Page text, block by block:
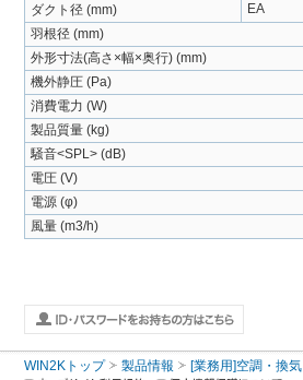
ダクト径 (mm)
EA
羽根径 (mm)
外形寸法(高さ×幅×奥行) (mm)
機外静圧 (Pa)
消費電力 (W)
製品質量 (kg)
騒音<SPL> (dB)
電圧 (V)
電源 (φ)
風量 (m3/h)
WIN2Kトップ 製品情報 [業務用]空調・換気